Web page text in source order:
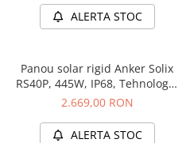
ALERTA STOC
Panou solar rigid Anker Solix
RS40P, 445W, IP68, Tehnologie
IBC, set 2 buc
2.669,00 RON
ALERTA STOC